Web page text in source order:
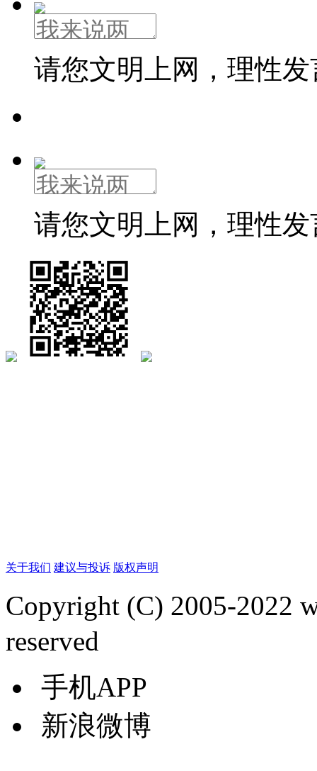
请您文明上网，理性
请您文明上网，理性
关于我们 建议与投诉 版权声明
Copyright (C) 2005-2022
reserved
手机APP
新浪微博